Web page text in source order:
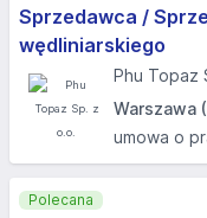
Sprzedawca /
wędliniarskiego
Phu Topaz
Warszawa
umowa o
Polecana